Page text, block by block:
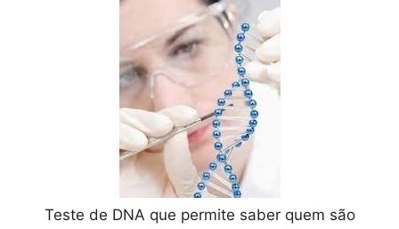
Teste de DNA que permite saber quem são